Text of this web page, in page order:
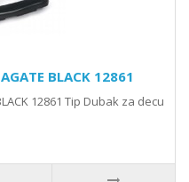
BLACK 12861
12861 Tip Dubak za decu